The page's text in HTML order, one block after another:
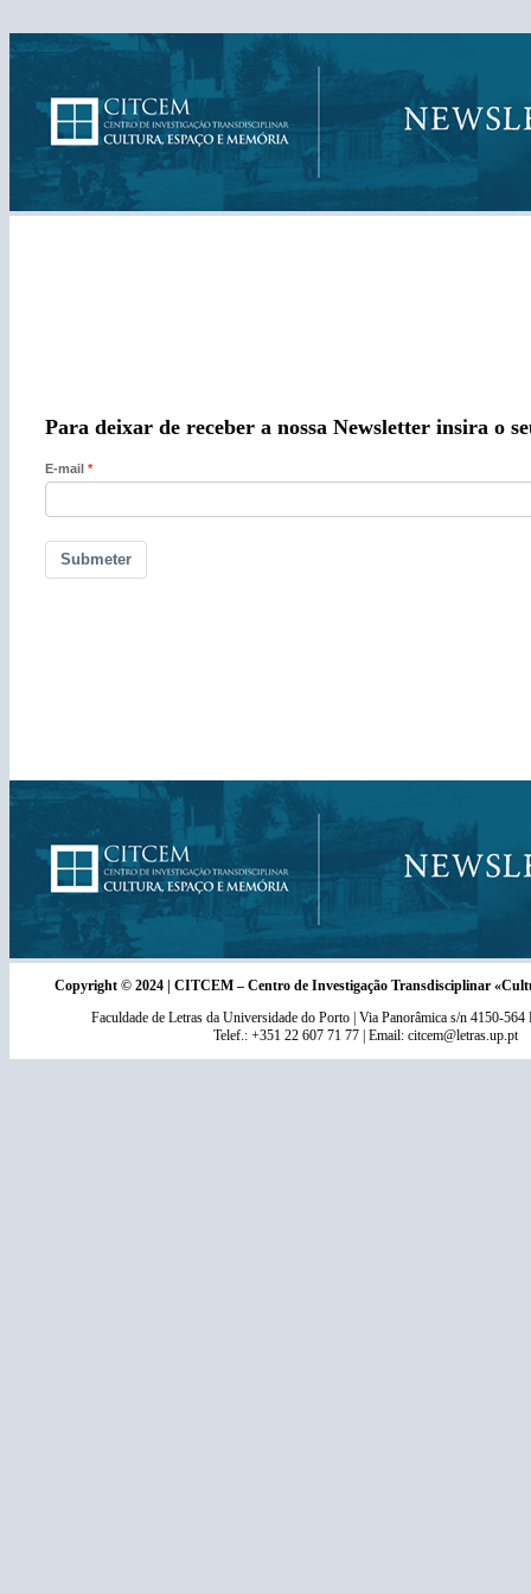
Para deixar de receber a nossa Newsletter insira o
E-mail
Submeter
Copyright © 2024 | CITCEM – Centro de Investigação Transdisciplinar
Faculdade de Letras da Universidade do Porto | Via Panorâmica s/n 4150-
Telef.: +351 22 607 71 77 | Email: citcem@letras.up.pt